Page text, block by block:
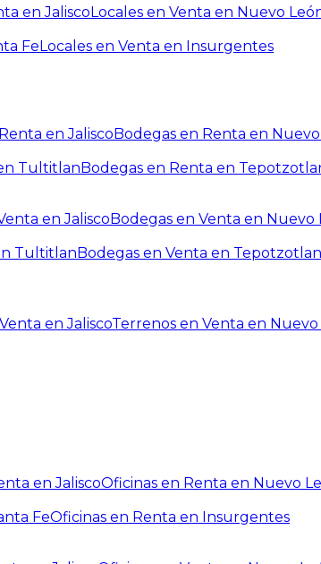
en JaliscoLocales en Venta en Nuevo
FeLocales en Venta en Insurgentes
en JaliscoBodegas en Renta en
TultitlanBodegas en Renta en
en JaliscoBodegas en Venta en Nuevo
TultitlanBodegas en Venta en Tepotzotlan
en JaliscoTerrenos en Venta en Nuevo
en JaliscoOficinas en Renta en Nuevo
FeOficinas en Renta en Insurgentes